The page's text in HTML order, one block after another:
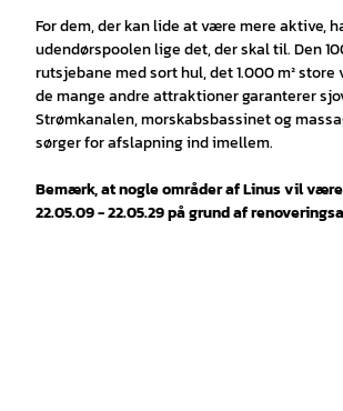
For dem, der kan lide at være mere aktive,
udendørspoolen lige det, der skal til. Den
rutsjebane med sort hul, det 1.000 m² store
de mange andre attraktioner garanterer
Strømkanalen, morskabsbassinet og
sørger for afslapning ind imellem.
Bemærk, at nogle områder af Linus vil
22.05.09 - 22.05.29 på grund af